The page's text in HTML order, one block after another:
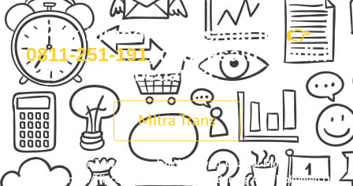
Klik tombol WhatsApp ini👉
0811-251-191, dan rasain sendiri
bedanya.
Mitra Trans
Pesan Travel Balapulang Karawaci, Charter Mobil
Avanza/Innova/Hiace/Elf, Dan Paket Kilat Barang Atau Dokumen Di